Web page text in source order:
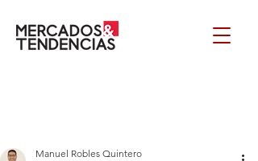
Manuel Robles Quintero